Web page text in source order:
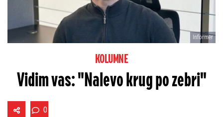
Informer
KOLUMNE
Vidim vas: "Nalevo krug po zebri"
0